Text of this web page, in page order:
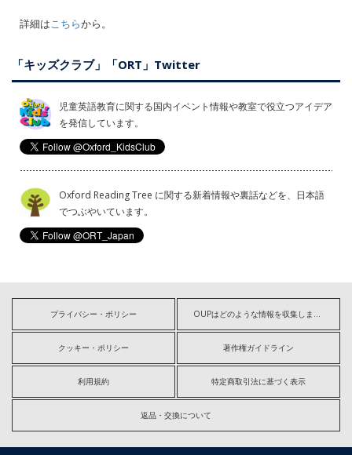
詳細はこちらから。
「キッズクラブ」「ORT」Twitter
児童英語教育に関する国内イベント情報や教室で役立つアイデア
を発信しています。
Oxford Reading Tree に関する新着情報や裏話などを、日本語
でつぶやいています。
プライバシー・ポリシー OUPはどのような情報を収集しますか?
クッキー・ポリシー 著作権ガイドライン
利用規約 特定商取引法に基づく表示
返品・交換について